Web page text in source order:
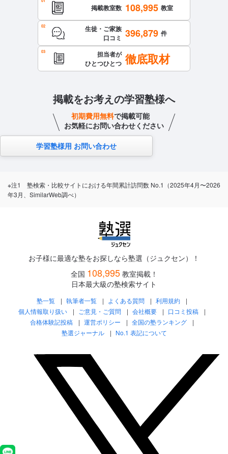
さる感じでもなく､あくまでも家庭で志望校は決めて下さい､
本人の努力次第ですと言う感じで相談しても明確なアドバイ
スをくださる先生は誰一人おられませんでした。
カリキュラムについて
授業内容はさすが馬渕教室と思う感じでスピードもはやく集
中していないとどんどんおいていかれる感じでした。コロナ
かりませんでしたが､何度かzoomでの授業がコロナ禍だった
ので仕方なく行われたのか､親も家で見ている事が出来た時に
とてもはやいスピードで進んで行くことに子どもは本当にわ
かっているのだろうか？その確認してはされているのかとと
ても不安に感じた事が何回もあり､これが親の知らない教室内
で行われている内容なのかと思いました。
塾専用アプリ
アクセス・周りの環境
を通るので安全なところにありました。
掲載教室数 108,995 教室
生徒・ご家族
口コミ 396,879 件
担当者が
ひとつひとつ 徹底取材
掲載をお考えの学習塾様へ
初期費用無料で掲載可能
お気軽にお問い合わせください
学習塾様用 お問い合わせ
※注1 塾検索・比較サイトにおける年間累計訪問数 No.1（2025年4月〜2026
年3月、SimilarWeb調べ）
お子様に最適な塾をお探しなら塾選（ジュクセン）！
全国 108,995 教室掲載！
日本最大級の塾検索サイト
塾一覧 執筆者一覧 よくある質問
利用規約
個人情報取り扱い
ご意見・ご質問 会社概要
口コミ投稿
合格体験記投稿
運営ポリシー
全国の塾ランキング
塾選ジャーナル
No.1 表記について